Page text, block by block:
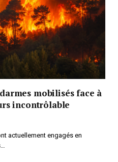
mobilisés face à
incontrôlable
actuellement engagés en